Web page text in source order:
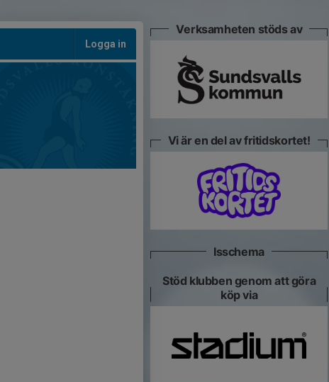
Logga in
Verksamheten stöds av
Vi är en del av fritidskortet!
Isschema
Stöd klubben genom att göra
köp via